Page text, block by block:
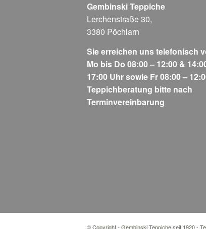
Gembinski Teppiche
Lerchenstraße 30,
3380 Pöchlarn
Sie erreichen uns telefonisch
Mo bis Do 08:00 – 12:00 &
17:00 Uhr sowie Fr 08:00 –
Teppichberatung bitte nach
Terminvereinbarung
© Copyright - Gembinski Teppiche seit 1920 -